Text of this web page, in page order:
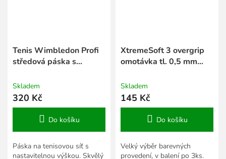
Tenis Wimbledon Profi
středová páska s
Skladem
320 Kč
Do košíku
Páska na tenisovou síť s
nastavitelnou výškou. Skvělý
XtremeSoft 3 overgrip
omotávka tl. 0,5 mm
Skladem
145 Kč
Do košíku
Velký výběr barevných
provedení, v balení po 3ks.